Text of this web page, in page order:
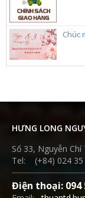
Chúc
HƯNG LONG
Số 33, Nguyễn
Tel: (+84) 024 35
Điện thoại: 094